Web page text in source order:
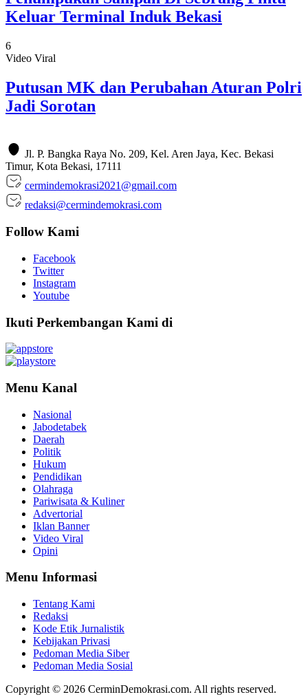
Keluar Terminal Induk Bekasi
6
Video Viral
Putusan MK dan Perubahan Aturan Polri
Jadi Sorotan
Jl. P. Bangka Raya No. 209, Kel. Aren Jaya, Kec. Bekasi
Timur, Kota Bekasi, 17111
cermindemokrasi2021@gmail.com
redaksi@cermindemokrasi.com
Follow Kami
Facebook
Twitter
Instagram
Youtube
Ikuti Perkembangan Kami di
Menu Kanal
Nasional
Jabodetabek
Daerah
Politik
Hukum
Pendidikan
Olahraga
Pariwisata & Kuliner
Advertorial
Iklan Banner
Video Viral
Opini
Menu Informasi
Tentang Kami
Redaksi
Kode Etik Jurnalistik
Kebijakan Privasi
Pedoman Media Siber
Pedoman Media Sosial
Copyright © 2026 CerminDemokrasi.com. All rights reserved.